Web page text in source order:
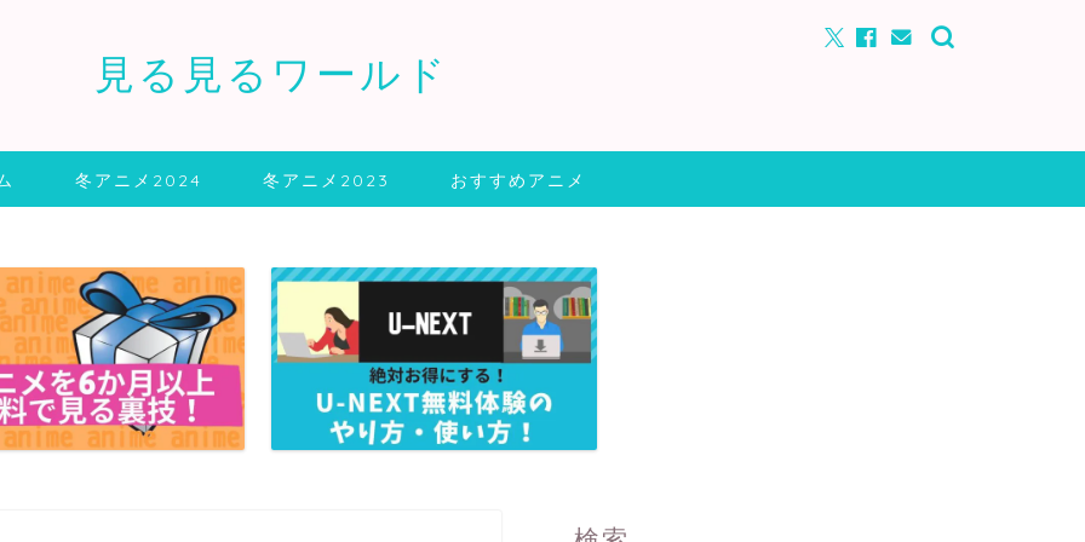
見る見るワールド
冬アニメ2024 冬アニメ2023 おすすめアニメ